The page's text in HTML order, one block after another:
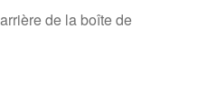
de la boîte de